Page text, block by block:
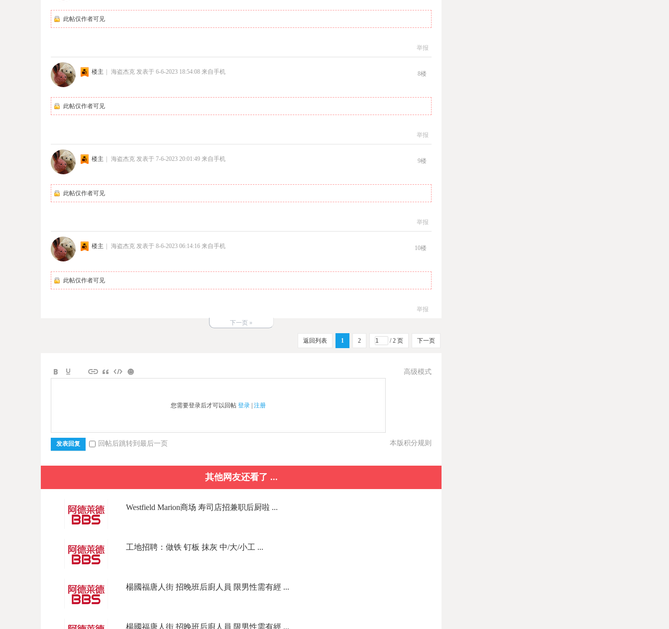
此帖仅作者可见
举报
8楼
楼主 | 海盗杰克 发表于 6-6-2023 18:54:08 来自手机
此帖仅作者可见
举报
9楼
楼主 | 海盗杰克 发表于 7-6-2023 20:01:49 来自手机
此帖仅作者可见
举报
10楼
楼主 | 海盗杰克 发表于 8-6-2023 06:14:16 来自手机
此帖仅作者可见
举报
下一页 »
1 2 / 2 页 下一页
返回列表
高级模式
您需要登录后才可以回帖 登录 | 注册
本版积分规则
发表回复 回帖后跳转到最后一页
其他网友还看了 ...
Westfield Marion商场 寿司店招兼职后厨啦 ...
工地招聘：做铁 钉板 抹灰 中/大/小工 ...
楊國福唐人街 招晚班后廚人員 限男性需有經 ...
楊國福唐人街 招晚班后廚人員 限男性需有經 ...